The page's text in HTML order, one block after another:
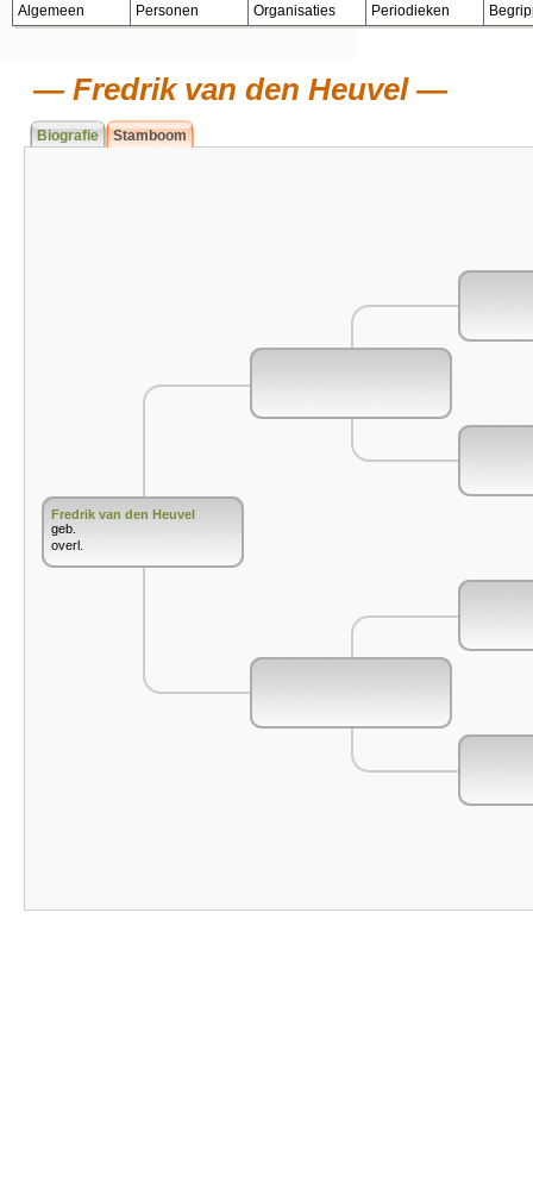
Algemeen Personen Organisaties Periodieken
Fredrik van den Heuvel
Biografie Stamboom
Fredrik van den Heuvel
geb.
overl.